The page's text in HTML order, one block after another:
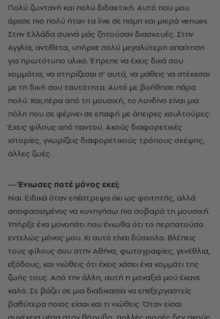
Πολύ ζωντανή και πολύ διδακτική. Αυτό που μου
άρεσε πιο πολύ ήταν τα live σε παμπ και μικρά venues.
Στην Ελλάδα συχνά μάς ζητούσαν διασκευές. Στην
Αγγλία, αντίθετα, υπήρχε πολύ μεγαλύτερη απαίτηση
για πρωτότυπο υλικό. Έπρεπε να έχεις δικά σου
κομμάτια, να στηρίζεσαι σ’ αυτά, να μάθεις να στέκεσαι
με τη δική σου ταυτότητα. Αυτό με βοήθησε πάρα
πολύ. Και,πέρα από τη μουσική, το Λονδίνο είναι μια
πόλη που σε φέρνει σε επαφή με άπειρες κουλτούρες.
Έχεις φίλους από παντού. Ακούς διαφορετικές
ιστορίες, γνωρίζεις διαφορετικούς τρόπους σκέψης,
άλλες ζωές.
― Ένιωσες ποτέ μόνος εκεί;
Ναι. Ειδικά όταν επέστρεψα όχι ως φοιτητής, αλλά
αποφασισμένος να κυνηγήσω πιο σοβαρά τη μουσική.
Υπήρξε ένα μονοπάτι που ένιωθα ότι το περπατούσα
εντελώς μόνος μου. Κι αυτό είναι δύσκολο. Βλέπεις
τους φίλους σου στην Αθήνα, φωτογραφίες, γενέθλια,
εξόδους, και νιώθεις ότι έχεις χάσει ένα κομμάτι της
ζωής τους. Από την άλλη, αυτή η μοναξιά μού έκανε
καλό. Σε βάζει σε μια διαδικασία να επεξεργαστείς
βαθύτερα ποιος είσαι και τι νιώθεις. Όταν είσαι